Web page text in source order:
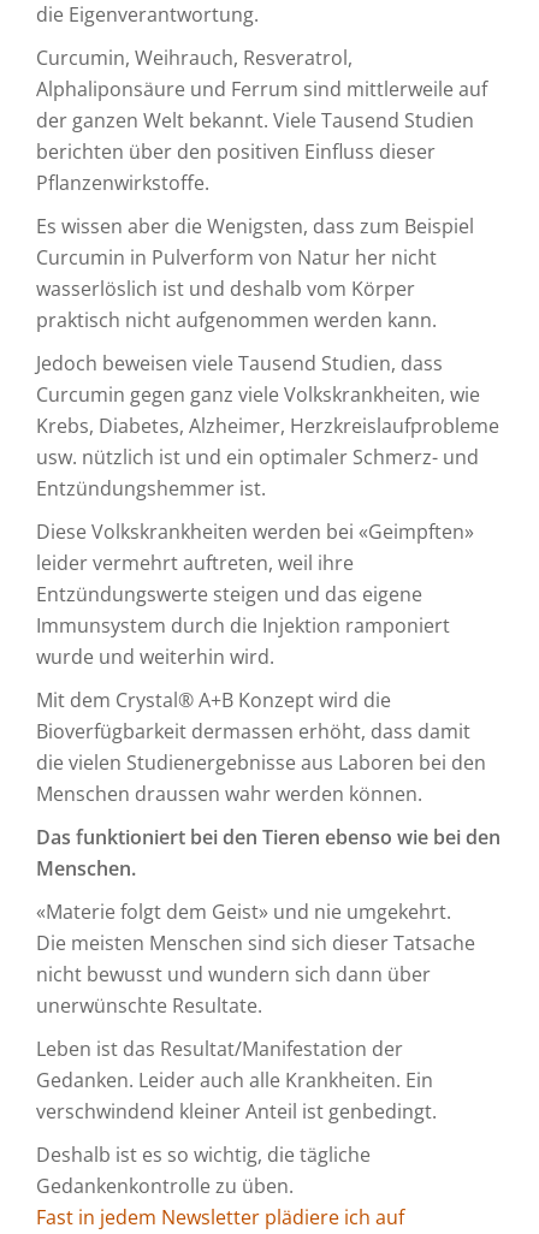
die Eigenverantwortung.
Curcumin, Weihrauch, Resveratrol,
Alphaliponsäure und Ferrum sind mittlerweile auf
der ganzen Welt bekannt. Viele Tausend Studien
berichten über den positiven Einfluss dieser
Pflanzenwirkstoffe.
Es wissen aber die Wenigsten, dass zum Beispiel
Curcumin in Pulverform von Natur her nicht
wasserlöslich ist und deshalb vom Körper
praktisch nicht aufgenommen werden kann.
Jedoch beweisen viele Tausend Studien, dass
Curcumin gegen ganz viele Volkskrankheiten, wie
Krebs, Diabetes, Alzheimer, Herzkreislaufprobleme
usw. nützlich ist und ein optimaler Schmerz- und
Entzündungshemmer ist.
Diese Volkskrankheiten werden bei «Geimpften»
leider vermehrt auftreten, weil ihre
Entzündungswerte steigen und das eigene
Immunsystem durch die Injektion ramponiert
wurde und weiterhin wird.
Mit dem Crystal® A+B Konzept wird die
Bioverfügbarkeit dermassen erhöht, dass damit
die vielen Studienergebnisse aus Laboren bei den
Menschen draussen wahr werden können.
Das funktioniert bei den Tieren ebenso wie bei den
Menschen.
«Materie folgt dem Geist» und nie umgekehrt.
Die meisten Menschen sind sich dieser Tatsache
nicht bewusst und wundern sich dann über
unerwünschte Resultate.
Leben ist das Resultat/Manifestation der
Gedanken. Leider auch alle Krankheiten. Ein
verschwindend kleiner Anteil ist genbedingt.
Deshalb ist es so wichtig, die tägliche
Gedankenkontrolle zu üben.
Fast in jedem Newsletter plädiere ich auf